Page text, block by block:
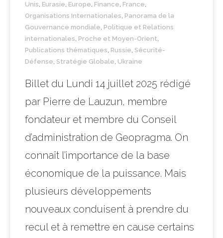
Unis, Eurasie, Europe, Finance, France,
Organisations Internationales, Panorama de la
Gouvernance mondiale, Politique et Relations
internationales, Proche et Moyen-Orient,
Publications thématiques, Russie, Sécurité-
Défense, Stratégie Globale, Ukraine
Billet du Lundi 14 juillet 2025 rédigé
par Pierre de Lauzun, membre
fondateur et membre du Conseil
d’administration de Geopragma. On
connaît l’importance de la base
économique de la puissance. Mais
plusieurs développements
nouveaux conduisent à prendre du
recul et à remettre en cause certains